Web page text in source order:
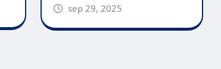
sep 29, 2025